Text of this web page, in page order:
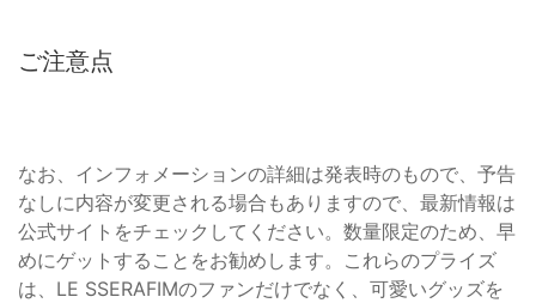
ご注意点
なお、インフォメーションの詳細は発表時のもので、予告
なしに内容が変更される場合もありますので、最新情報は
公式サイトをチェックしてください。数量限定のため、早
めにゲットすることをお勧めします。これらのプライズ
は、LE SSERAFIMのファンだけでなく、可愛いグッズを